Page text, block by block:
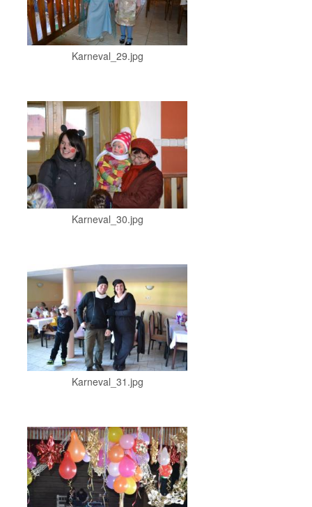
Karneval_29.jpg
Karneval_30.jpg
Karneval_31.jpg